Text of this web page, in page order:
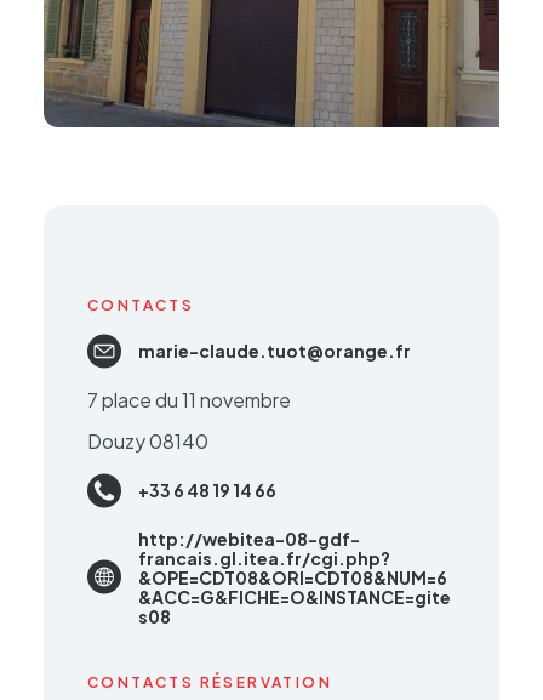
CONTACTS
marie-claude.tuot@orange.fr
7 place du 11 novembre
Douzy 08140
+33 6 48 19 14 66
http://webitea-08-gdf-
francais.gl.itea.fr/cgi.php?
&OPE=CDT08&ORI=CDT08&NUM=6
&ACC=G&FICHE=O&INSTANCE=gite
s08
CONTACTS RÉSERVATION